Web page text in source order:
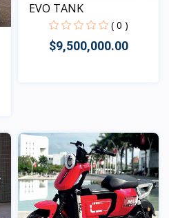
EVO TANK
( 0 )
$9,500,000.00